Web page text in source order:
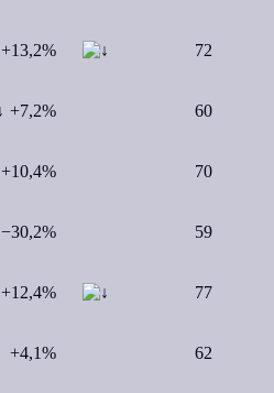
+13,2% 72
+7,2% 60
+10,4% 70
−30,2% 59
+12,4% 77
+4,1% 62